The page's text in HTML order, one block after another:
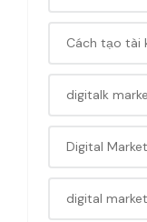
Cách tạo tài
digitalk
Digital
digital